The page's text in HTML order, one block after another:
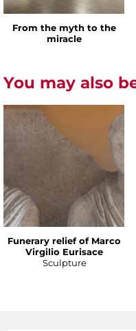
From the myth to the
miracle
You may also
Funerary relief of Marco
Virgilio Eurisace
Sculpture